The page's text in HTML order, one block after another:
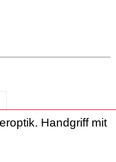
Handgriff mit